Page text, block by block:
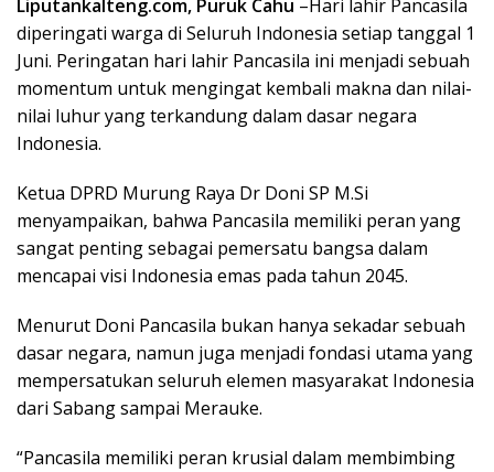
Liputankalteng.com, Puruk Cahu –Hari lahir Pancasila
diperingati warga di Seluruh Indonesia setiap tanggal 1
Juni. Peringatan hari lahir Pancasila ini menjadi sebuah
momentum untuk mengingat kembali makna dan nilai-
nilai luhur yang terkandung dalam dasar negara
Indonesia.
Ketua DPRD Murung Raya Dr Doni SP M.Si
menyampaikan, bahwa Pancasila memiliki peran yang
sangat penting sebagai pemersatu bangsa dalam
mencapai visi Indonesia emas pada tahun 2045.
Menurut Doni Pancasila bukan hanya sekadar sebuah
dasar negara, namun juga menjadi fondasi utama yang
mempersatukan seluruh elemen masyarakat Indonesia
dari Sabang sampai Merauke.
“Pancasila memiliki peran krusial dalam membimbing